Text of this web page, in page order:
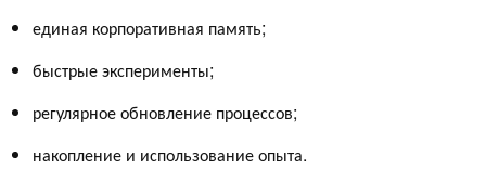
единая корпоративная память;
быстрые эксперименты;
регулярное обновление процессов;
накопление и использование опыта.